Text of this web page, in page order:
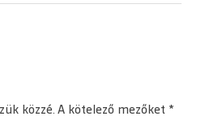
Post:
közzé. A kötelező mezőket *